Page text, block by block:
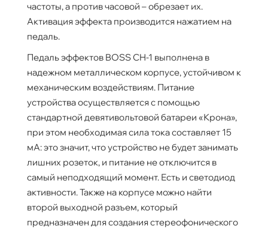
частоты, а против часовой – обрезает их.
Активация эффекта производится нажатием на
педаль.
Педаль эффектов BOSS CH-1 выполнена в
надежном металлическом корпусе, устойчивом к
механическим воздействиям. Питание
устройства осуществляется с помощью
стандартной девятивольтовой батареи «Крона»,
при этом необходимая сила тока составляет 15
мА: это значит, что устройство не будет занимать
лишних розеток, и питание не отключится в
самый неподходящий момент. Есть и светодиод
активности. Также на корпусе можно найти
второй выходной разъем, который
предназначен для создания стереофонического